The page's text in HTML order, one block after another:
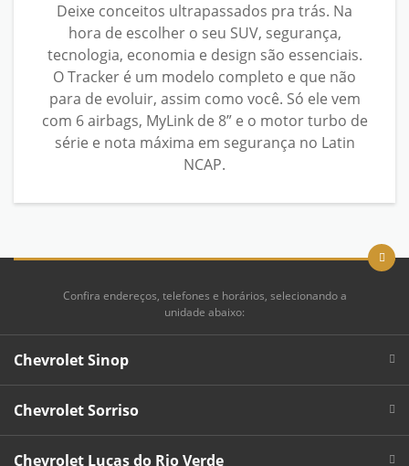
Deixe conceitos ultrapassados pra trás. Na
hora de escolher o seu SUV, segurança,
tecnologia, economia e design são essenciais.
O Tracker é um modelo completo e que não
para de evoluir, assim como você. Só ele vem
com 6 airbags, MyLink de 8” e o motor turbo de
série e nota máxima em segurança no Latin
NCAP.
Confira endereços, telefones e horários, selecionando a
unidade abaixo:
Chevrolet Sinop
Chevrolet Sorriso
Chevrolet Lucas do Rio Verde